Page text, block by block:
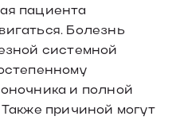
пациента
Болезнь
системной
и полной
причиной могут